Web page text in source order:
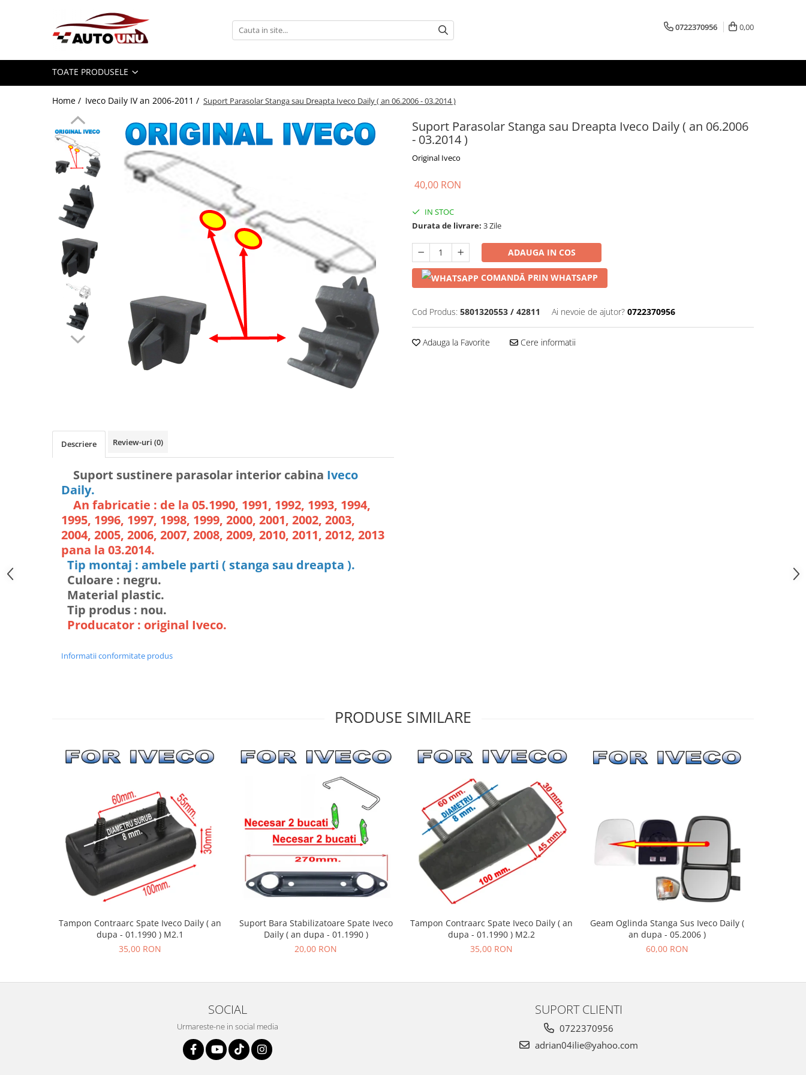
Toate Produsele
Iveco Daily IV an 2006-2011
Iveco Daily VI an dupa-2014
0722370956 0,00
TOATE PRODUSELE
Home / Iveco Daily IV an 2006-2011 / Suport Parasolar Stanga sau Dreapta Iveco Daily ( an 06.2006 - 03.2014 )
Suport Parasolar Stanga sau Dreapta Iveco Daily ( an 06.2006
- 03.2014 )
Original Iveco
40,00 RON
IN STOC
Durata de livrare: 3 Zile
ADAUGA IN COS
COMANDĂ PRIN WHATSAPP
Cod Produs: 5801320553 / 42811 Ai nevoie de ajutor? 0722370956
Adauga la Favorite Cere informatii
Descriere Review-uri (0)
Suport sustinere parasolar interior cabina Iveco
Daily.
An fabricatie : de la 05.1990, 1991, 1992, 1993, 1994,
1995, 1996, 1997, 1998, 1999, 2000, 2001, 2002, 2003,
2004, 2005, 2006, 2007, 2008, 2009, 2010, 2011, 2012, 2013
pana la 03.2014.
Tip montaj : ambele parti ( stanga sau dreapta ).
Culoare : negru.
Material plastic.
Tip produs : nou.
Producator : original Iveco.
Informatii conformitate produs
PRODUSE SIMILARE
Tampon Contraarc Spate Iveco Daily ( an
dupa - 01.1990 ) M2.1
35,00 RON
Suport Bara Stabilizatoare Spate Iveco
Daily ( an dupa - 01.1990 )
20,00 RON
Tampon Contraarc Spate Iveco Daily ( an
dupa - 01.1990 ) M2.2
35,00 RON
Geam Oglinda Stanga Sus Iveco Daily (
an dupa - 05.2006 )
60,00 RON
SOCIAL
Urmareste-ne in social media
SUPORT CLIENTI
0722370956
adrian04ilie@yahoo.com